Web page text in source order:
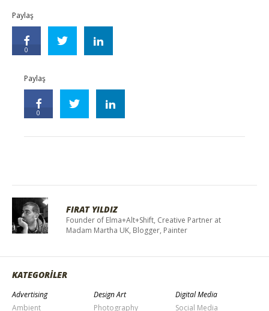
Paylaş
0
Paylaş
0
FIRAT YILDIZ
Founder of Elma+Alt+Shift, Creative Partner at
Madam Martha UK, Blogger, Painter
KATEGORİLER
Advertising
Ambient
Design Art
Photography
Digital Media
Social Media